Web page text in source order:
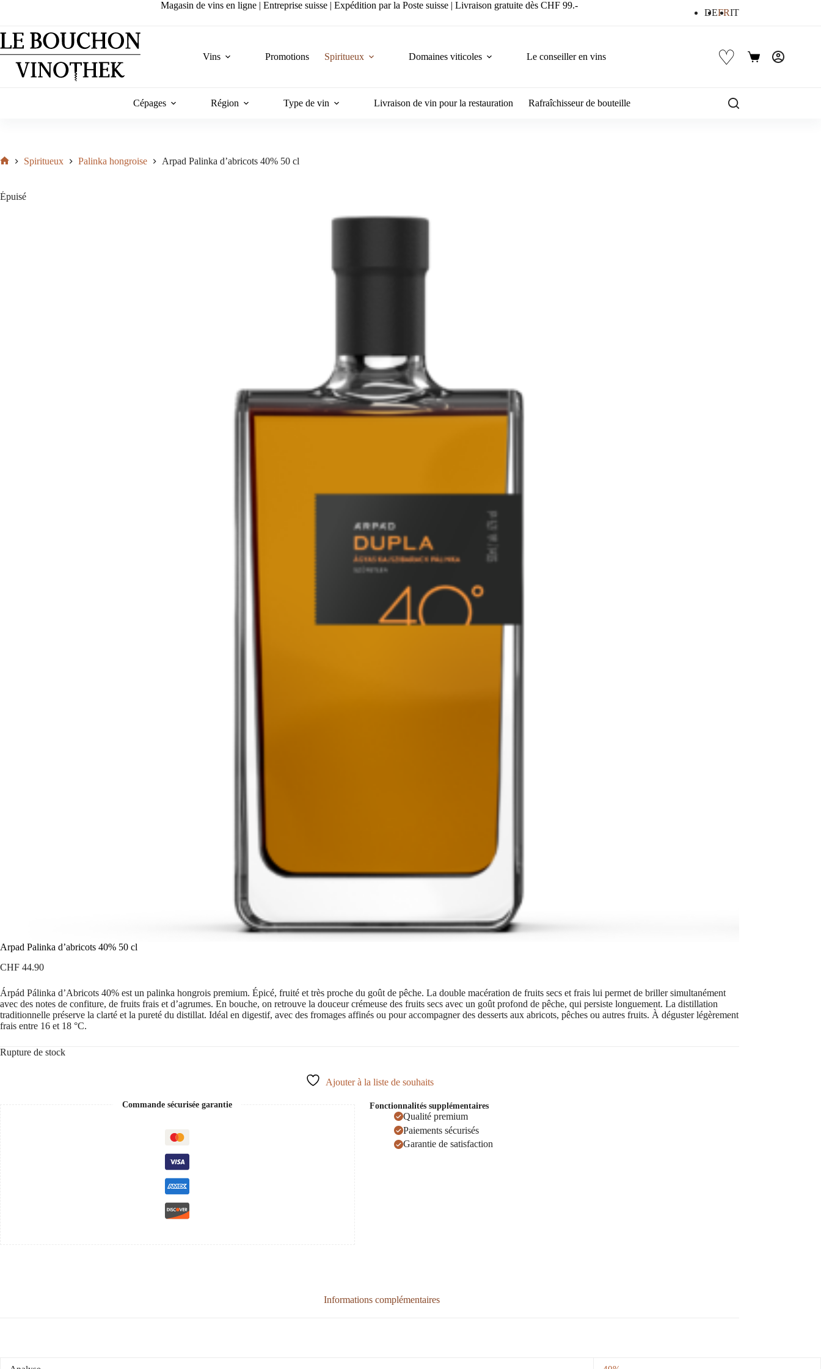
Magasin de vins en ligne | Entreprise suisse | Expédition par la Poste suisse | Livraison gratuite dès CHF 99.-
DEFRIT
Vins Promotions Spiritueux Domaines viticoles Le conseiller en vins ♡
Panier
Cépages Région Type de vin Livraison de vin pour la restauration Rafraîchisseur de bouteille
Spiritueux Palinka hongroise Arpad Palinka d’abricots 40% 50 cl
Arpad Palinka d’abricots 40% 50 cl
CHF 44.90
Árpád Pálinka d’Abricots 40% est un palinka hongrois premium. Épicé, fruité et très proche du goût de pêche. La double macération de fruits secs et frais lui permet de briller simultanément
avec des notes de confiture, de fruits frais et d’agrumes. En bouche, on retrouve la douceur crémeuse des fruits secs avec un goût profond de pêche, qui persiste longuement. La distillation
traditionnelle préserve la clarté et la pureté du distillat. Idéal en digestif, avec des fromages affinés ou pour accompagner des desserts aux abricots, pêches ou autres fruits. À déguster légèrement
frais entre 16 et 18 °C.
Rupture de stock
Ajouter à la liste de souhaits
Commande sécurisée garantie Fonctionnalités supplémentaires
Qualité premium
Paiements sécurisés
Garantie de satisfaction
Informations complémentaires